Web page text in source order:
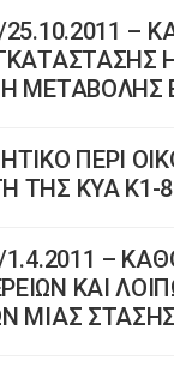
25.10.2011 –
ΜΕΤΑΒΟΛΗΣ
ΠΕΡΙ
ΤΗΣ ΚΥΑ Κ1-
–
ΚΑΙ
ΜΙΑΣ